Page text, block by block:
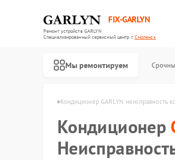
FIX-GARLYN
Ремонт устройств GARLYN
Специализированный cервисный центр г.Смоленск
Мы ремонтируем
Кондиционер GARLYN неисправность
Кондиционер